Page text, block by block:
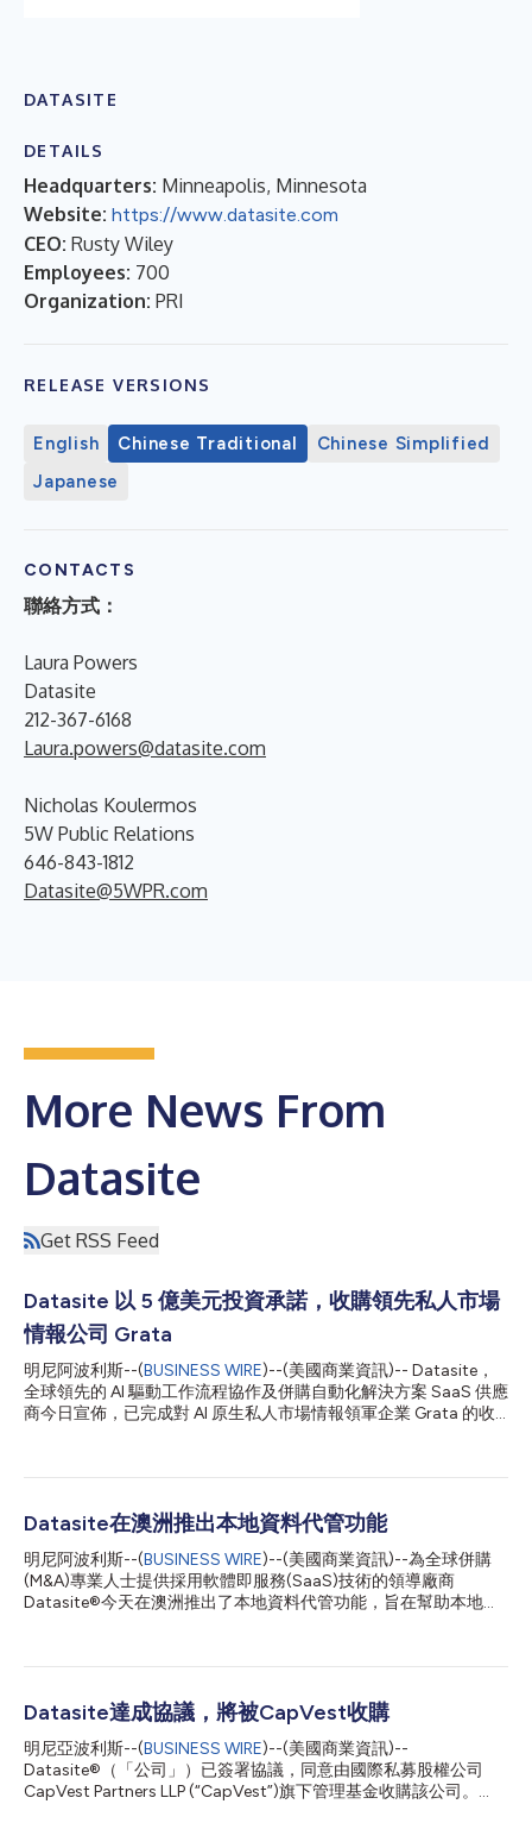
DATASITE
DETAILS
Headquarters: Minneapolis, Minnesota
Website: https://www.datasite.com
CEO: Rusty Wiley
Employees: 700
Organization: PRI
RELEASE VERSIONS
English Chinese Traditional
Chinese Simplified
Japanese
CONTACTS
聯絡方式：
Laura Powers
Datasite
212-367-6168
Laura.powers@datasite.com
Nicholas Koulermos
5W Public Relations
646-843-1812
Datasite@5WPR.com
More News From
Datasite
Get RSS Feed
Datasite 以 5 億美元投資承諾，收購領先私人市場
情報公司 Grata
明尼阿波利斯--(BUSINESS WIRE)--(美國商業資訊)-- Datasite，
全球領先的 AI 驅動工作流程協作及併購自動化解決方案 SaaS 供應
商今日宣佈，已完成對 AI 原生私人市場情報領軍企業 Grata 的收
報解決方案。 「這項具里程碑意義的整合將為全球企業創造獨特
「Grata 擁有全面、準確且可搜尋的私人公司數據。結合 Datasite
Group 的匿名匯總洞察——來自全球最大、最受信賴的數據庫，
每年收錄超過55,000個項目——將為業界帶來無可匹敵的市場情
報平台。」 Grata 成立於 2016年，總部位於紐約，提供 AI 原生平
台，將專有企業數據與整合交易軟件解決方案結合，服務於私人市
Datasite在澳洲推出本地資料代管功能
明尼阿波利斯--(BUSINESS WIRE)--(美國商業資訊)--為全球併購
(M&A)專業人士提供採用軟體即服務(SaaS)技術的領導廠商
Datasite®今天在澳洲推出了本地資料代管功能，旨在幫助本地交
《通用資料保護規則》（GDPR）。此外，為了進一步確保滿足當
場日益成長的需求。 Datasite亞太區銷售主管Desmond Chua表
示：「我們希望將我們業界領先的平臺和服務經驗帶給澳洲的交易
決策者，他們自2014年以來一直在使用Datasite進行國內和大型
的公開併購交易。自2018年設立雪梨辦事處以來，我們看到澳洲
對我們服務的需求出現了激增。無論準備交易還是對交易進行推
Datasite達成協議，將被CapVest收購
明尼亞波利斯--(BUSINESS WIRE)--(美國商業資訊)--
Datasite®（「公司」）已簽署協議，同意由國際私募股權公司
CapVest Partners LLP (“CapVest”)旗下管理基金收購該公司。